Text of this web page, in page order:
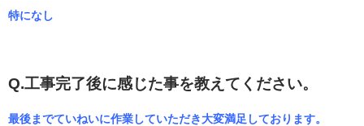
特になし
Q.工事完了後に感じた事を教えてください。
最後までていねいに作業していただき大変満足しております。